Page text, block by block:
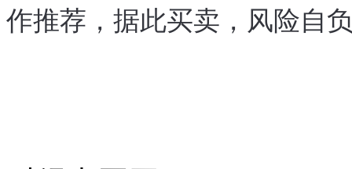
作推荐，据此买卖，风险自